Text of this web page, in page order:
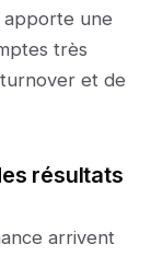
apporte une
très
et de
résultats
arrivent